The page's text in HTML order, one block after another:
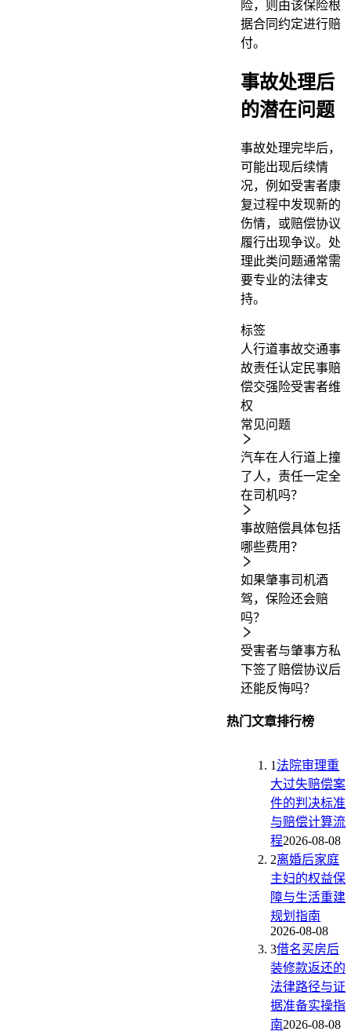
险，则由该保险根
据合同约定进行赔
付。
事故处理后
的潜在问题
事故处理完毕后，
可能出现后续情
况，例如受害者康
复过程中发现新的
伤情，或赔偿协议
履行出现争议。处
理此类问题通常需
要专业的法律支
持。
标签
人行道事故交通事
故责任认定 民事赔
偿交强险受害者维
权
常见问题
汽车在人行道上撞
了人，责任一定全
在司机吗？
事故赔偿具体包括
哪些费用？
如果肇事司机酒
驾，保险还会赔
吗？
受害者与肇事方私
下签了赔偿协议后
还能反悔吗？
热门文章排行榜
1法院审理重
大过失赔偿案
件的判决标准
与赔偿计算流
程2026-08-08
2离婚后家庭
主妇的权益保
障与生活重建
规划指南
2026-08-08
3借名买房后
装修款返还的
法律路径与证
据准备实操指
南2026-08-08